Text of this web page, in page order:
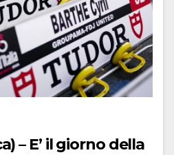
– E’ il giorno della